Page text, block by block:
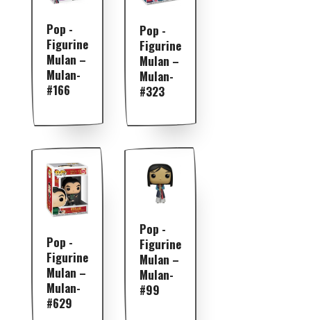
Pop -
Figurine
Mulan –
Mulan-
#166
Pop -
Figurine
Mulan –
Mulan-
#323
Pop -
Figurine
Mulan –
Mulan-
#629
Pop -
Figurine
Mulan –
Mulan-
#99